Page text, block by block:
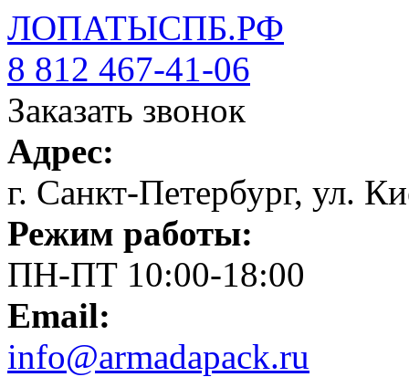
ЛОПАТЫСПБ.РФ
8 812 467-41-06
Заказать звонок
Адрес:
г. Санкт-Петербург, ул.
Режим работы:
ПН-ПТ 10:00-18:00
Email:
info@armadapack.ru